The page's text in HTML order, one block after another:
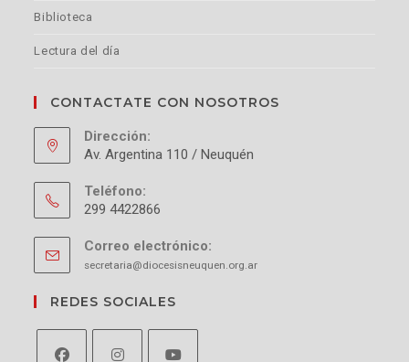
Biblioteca
Lectura del día
CONTACTATE CON NOSOTROS
Dirección:
Av. Argentina 110 / Neuquén
Teléfono:
299 4422866
Correo electrónico:
secretaria@diocesisneuquen.org.ar
REDES SOCIALES